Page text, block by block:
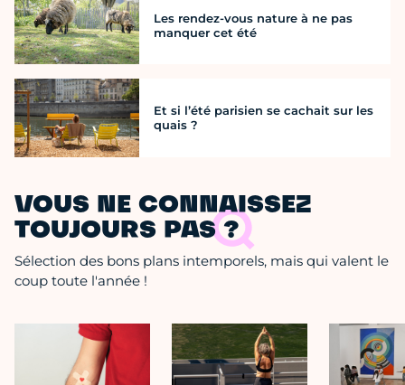
Les rendez-vous nature à ne pas
manquer cet été
Et si l’été parisien se cachait sur les
quais ?
VOUS NE CONNAISSEZ
TOUJOURS PAS ?
Sélection des bons plans intemporels, mais qui valent le
coup toute l'année !